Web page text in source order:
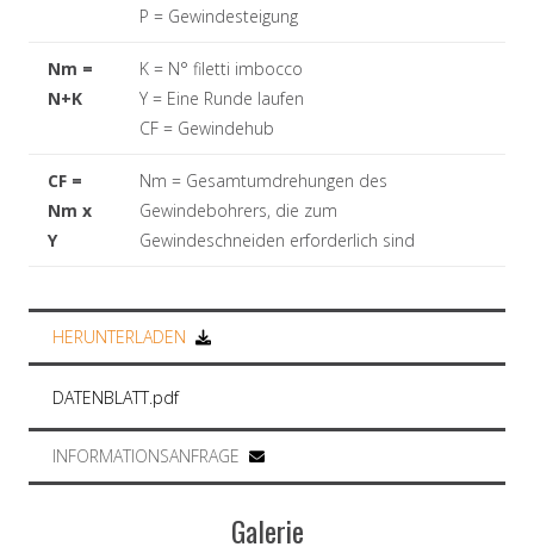
P = Gewindesteigung
Nm =
N+K
K = N° filetti imbocco
Y = Eine Runde laufen
CF = Gewindehub
CF =
Nm x
Y
Nm = Gesamtumdrehungen des
Gewindebohrers, die zum
Gewindeschneiden erforderlich sind
HERUNTERLADEN
DATENBLATT.pdf
INFORMATIONSANFRAGE
Galerie